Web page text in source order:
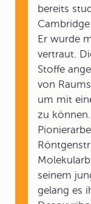
bereits
Er wurde
vertraut.
Stoffe
von
um mit
zu
seinem
gelang es